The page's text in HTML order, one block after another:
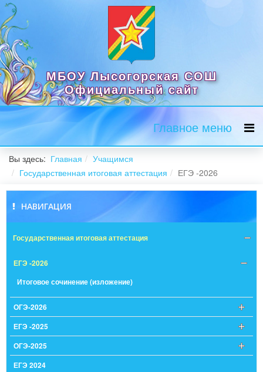
МБОУ Лысогорская СОШ
Официальный сайт
Главное меню
Вы здесь: Главная
Учащимся
Государственная итоговая аттестация
ЕГЭ -2026
НАВИГАЦИЯ
Государственная итоговая аттестация
ЕГЭ -2026
Итоговое сочинение (изложение)
ОГЭ-2026
ЕГЭ -2025
ОГЭ-2025
ЕГЭ 2024